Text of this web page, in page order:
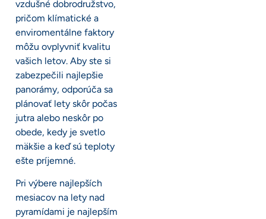
vzdušné dobrodružstvo,
pričom klímatické a
enviromentálne faktory
môžu ovplyvniť kvalitu
vašich letov. Aby ste si
zabezpečili najlepšie
panorámy, odporúča sa
plánovať lety skôr počas
jutra alebo neskôr po
obede, kedy je svetlo
mäkšie a keď sú teploty
ešte príjemné.
Pri výbere najlepších
mesiacov na lety nad
pyramídami je najlepším